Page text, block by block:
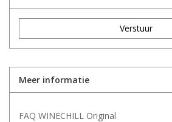
Verstuur
Meer informatie
FAQ WINECHILL Original